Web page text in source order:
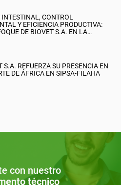
CONTROL
Y EFICIENCIA PRODUCTIVA:
DE BIOVET S.A. EN LA
S.A. REFUERZA SU PRESENCIA EN
DE ÁFRICA EN SIPSA-FILAHA
con nuestro
técnico